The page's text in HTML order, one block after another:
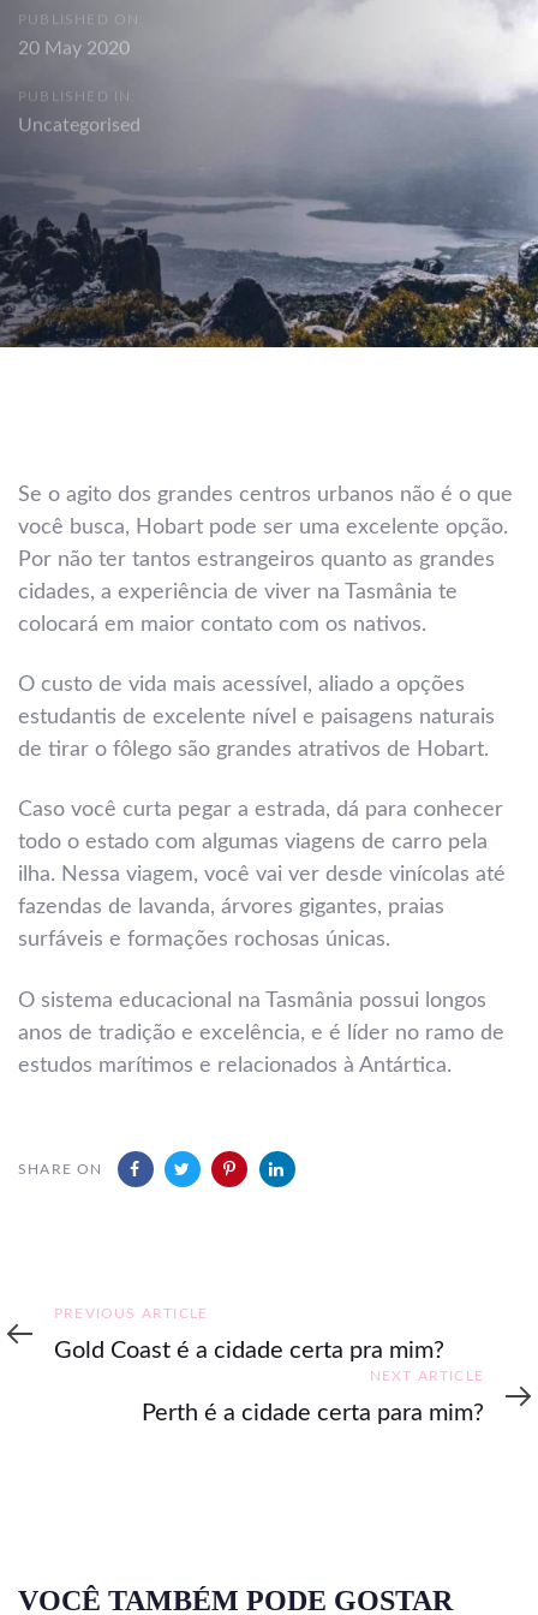
PUBLISHED ON:
20 May 2020
PUBLISHED IN:
Uncategorised
Se o agito dos grandes centros urbanos não é o que
você busca, Hobart pode ser uma excelente opção.
Por não ter tantos estrangeiros quanto as grandes
cidades, a experiência de viver na Tasmânia te
colocará em maior contato com os nativos.
O custo de vida mais acessível, aliado a opções
estudantis de excelente nível e paisagens naturais
de tirar o fôlego são grandes atrativos de Hobart.
Caso você curta pegar a estrada, dá para conhecer
todo o estado com algumas viagens de carro pela
ilha. Nessa viagem, você vai ver desde vinícolas até
fazendas de lavanda, árvores gigantes, praias
surfáveis e formações rochosas únicas.
O sistema educacional na Tasmânia possui longos
anos de tradição e excelência, e é líder no ramo de
estudos marítimos e relacionados à Antártica.
SHARE ON
Previous
Article
PREVIOUS ARTICLE
Gold Coast é a cidade certa pra mim?
Article
NEXT ARTICLE
Perth é a cidade certa para mim?
VOCÊ TAMBÉM PODE GOSTAR